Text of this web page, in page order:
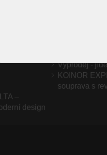
| Venjakob
Výprodej -
KOINOR
souprava s
–
design